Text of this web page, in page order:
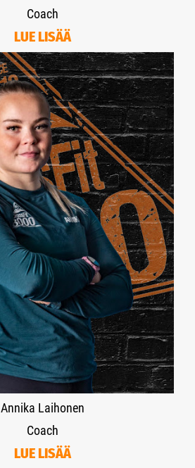
Coach
LUE LISÄÄ
Annika Laihonen
Coach
LUE LISÄÄ